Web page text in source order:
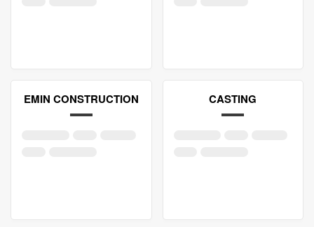
EMIN CONSTRUCTION CASTING